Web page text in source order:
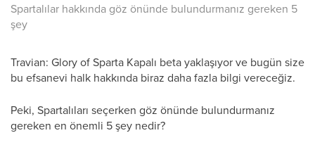
Spartalılar hakkında göz önünde bulundurmanız gereken 5
şey
Travian: Glory of Sparta Kapalı beta yaklaşıyor ve bugün size
bu efsanevi halk hakkında biraz daha fazla bilgi vereceğiz.
Peki, Spartalıları seçerken göz önünde bulundurmanız
gereken en önemli 5 şey nedir?